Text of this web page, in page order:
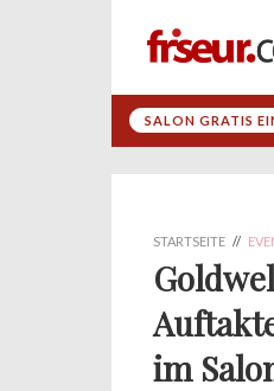
SALON GRATIS
STARTSEITE //
im